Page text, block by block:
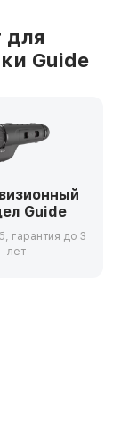
для
Guide
Guide
гарантия до 3
лет